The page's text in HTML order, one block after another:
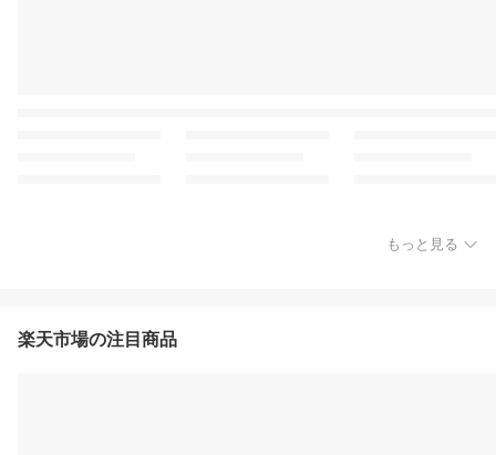
もっと見る
楽天市場の注目商品